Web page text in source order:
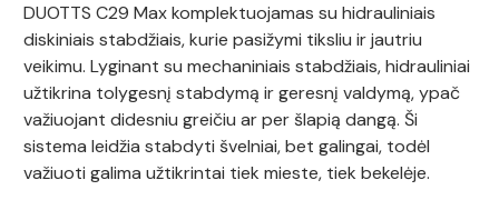
DUOTTS C29 Max komplektuojamas su hidrauliniais
diskiniais stabdžiais, kurie pasižymi tiksliu ir jautriu
veikimu. Lyginant su mechaniniais stabdžiais, hidrauliniai
užtikrina tolygesnį stabdymą ir geresnį valdymą, ypač
važiuojant didesniu greičiu ar per šlapią dangą. Ši
sistema leidžia stabdyti švelniai, bet galingai, todėl
važiuoti galima užtikrintai tiek mieste, tiek bekelėje.